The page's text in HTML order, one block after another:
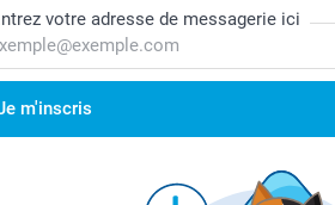
votre adresse de messagerie ici
m'inscris